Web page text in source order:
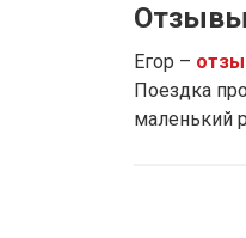
Отзывы
Егор –
Поездка
маленький